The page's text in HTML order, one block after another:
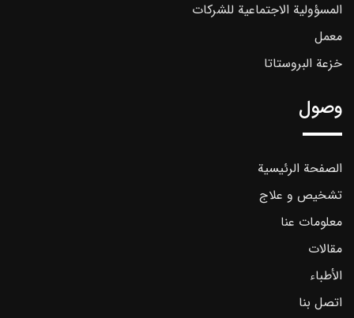
المسؤولية الاجتماعية للشركات
معمل
خزعة البروستاتا
وصول
الصفحة الرئيسية
تشخیص و علاج
معلومات عنا
مقالات
الأطباء
اتصل بنا